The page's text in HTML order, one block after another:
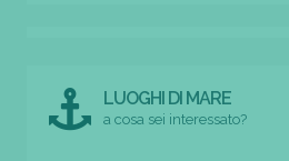
LUOGHI DI MARE
a cosa sei interessato?